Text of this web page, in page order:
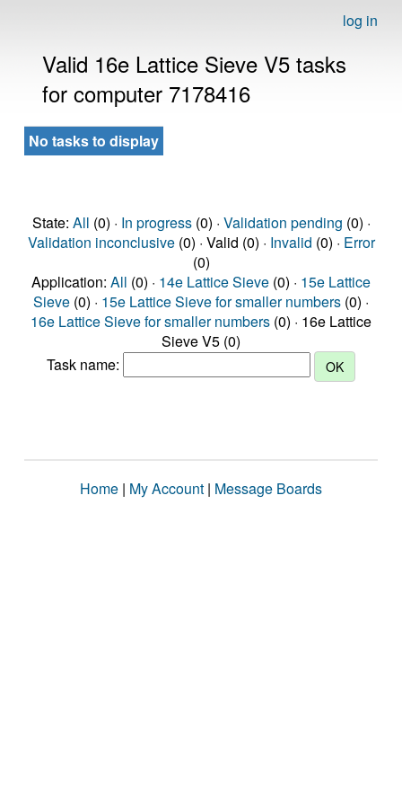
log in
Valid 16e Lattice Sieve V5 tasks
for computer 7178416
No tasks to display
State: All (0) · In progress(0) · Validation pending (0) ·
Validation inconclusive(0) · Valid (0) · Invalid (0) · Error
(0)
Application: All (0) · 14e Lattice Sieve (0) · 15e Lattice
Sieve (0) · 15e Lattice Sieve for smaller numbers (0) ·
16e Lattice Sieve for smaller numbers (0) · 16e Lattice
Sieve V5 (0)
Task name:
Home | My Account | Message Boards